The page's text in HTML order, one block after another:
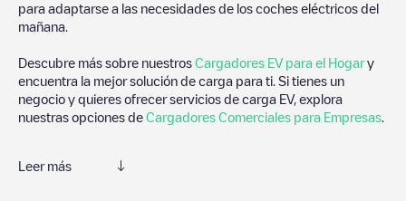
para adaptarse a las necesidades de los coches eléctricos del
mañana.
Descubre más sobre nuestros Cargadores EV para el Hogary
encuentra la mejor solución de carga para ti. Si tienes un
negocio y quieres ofrecer servicios de carga EV, explora
nuestras opciones de Cargadores Comerciales para Empresas
Leer más